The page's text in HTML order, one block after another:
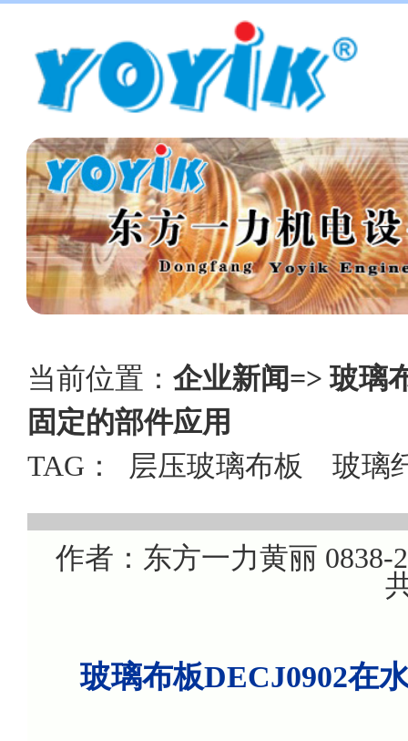
当前位置： 企业新闻=> 玻璃
固定的部件应用
TAG：
层压玻璃布板 玻璃
作者：东方一力黄丽
玻璃布板DECJ0902在